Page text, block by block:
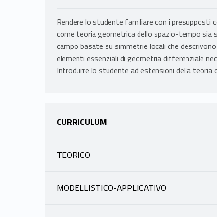
Rendere lo studente familiare con i presupposti
come teoria geometrica dello spazio-tempo sia
campo basate su simmetrie locali che
elementi essenziali di geometria differenziale
Introdurre lo studente ad estensioni della teoria
CURRICULUM
TEORICO
MODELLISTICO-APPLICATIVO